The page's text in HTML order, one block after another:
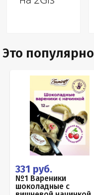
Это популярно
331 руб.
№1 Вареники
шоколадные с